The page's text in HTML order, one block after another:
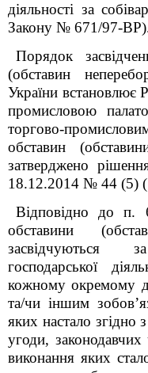
діяльності за
Закону № 671/97-
Порядок
(обставин
України встановлює
промисловою
торгово-
обставин
затверджено
18.12.2014 № 44 (5) (
Відповідно до п.
обставини
засвідчуються
господарської
кожному окремому
та/чи іншим
яких настало згідно
угоди,
виконання яких